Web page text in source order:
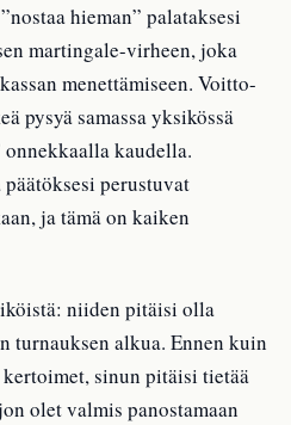
hieman” palataksesi
martingale-virheen, joka
menettämiseen. Voitto-
pysyä samassa yksikössä
onnekkaalla kaudella.
perustuvat
ja tämä on kaiken
niiden pitäisi olla
turnauksen alkua. Ennen kuin
sinun pitäisi tietää
olet valmis panostamaan